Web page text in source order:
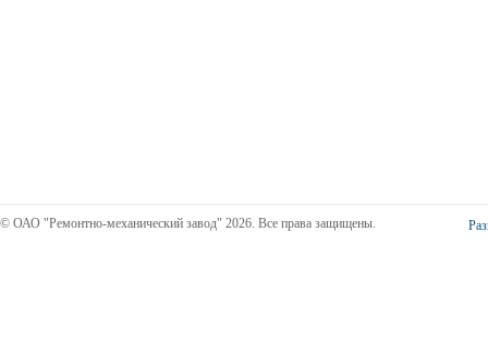
© ОАО "Ремонтно-механический завод" 2026. Все права защищены.